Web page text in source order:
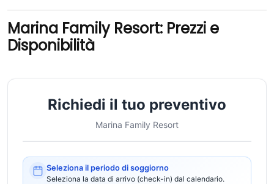
Marina Family Resort: Prezzi e
Disponibilità
Richiedi il tuo preventivo
Marina Family Resort
Seleziona il periodo di soggiorno
Seleziona la data di arrivo (check-in) dal calendario.